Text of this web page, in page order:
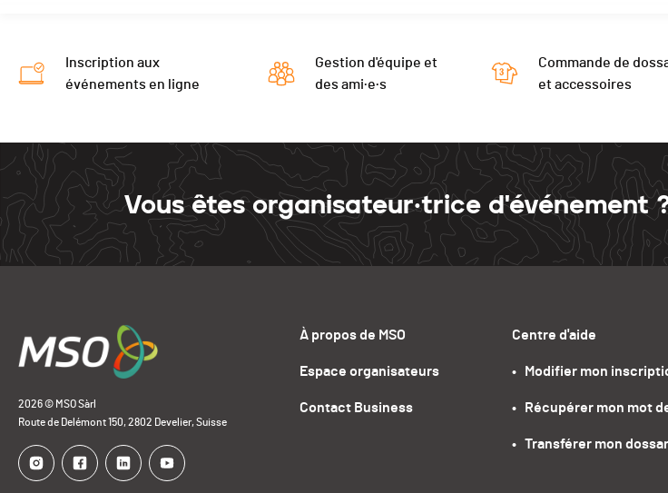
Inscription aux
événements en ligne
Gestion d'équipe et
des ami·e·s
Commande de
et accessoires
Vous êtes organisateur·trice d'événement
2026 © MSO Sàrl
Route de Delémont 150, 2802 Develier, Suisse
À propos de MSO
Espace organisateurs
Contact Business
Centre d'aide
•   Modifier mon
•   Récupérer mon mot
•   Transférer mon